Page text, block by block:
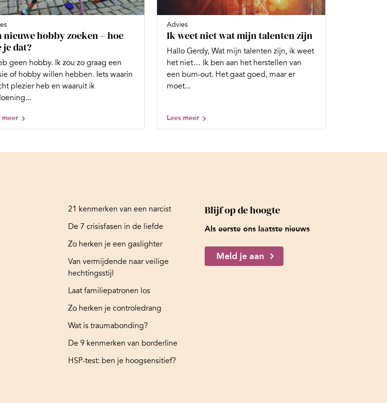
nieuwe hobby zoeken – hoe
je dat?
geen hobby. Ik zou zo graag een
of hobby willen hebben. Iets waarin
plezier heb en waaruit ik
meer
Advies
Ik weet niet wat mijn talenten zijn
Hallo Gerdy, Wat mijn talenten zijn, ik weet
het niet… Ik ben aan het herstellen van
een burn-out. Het gaat goed, maar er
moet...
Lees meer
21 kenmerken van een narcist
De 7 crisisfasen in de liefde
Zo herken je een gaslighter
Van vermijdende naar veilige
hechtingsstijl
Laat familiepatronen los
Zo herken je controledrang
Wat is traumabonding?
De 9 kenmerken van borderline
HSP-test: ben je hoogsensitief?
Blijf op de hoogte
Als eerste ons laatste nieuws
Meld je aan